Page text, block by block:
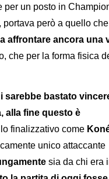
per un posto in
portava però a quello che
a affrontare ancora una
che per la forma fisica
sarebbe bastato
alla fine questo è
finalizzativo come
unico attaccante
sia da chi era